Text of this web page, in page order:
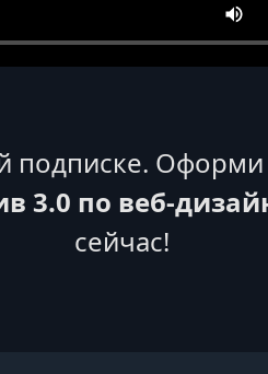
подписке.
3.0 по веб-
сейчас!